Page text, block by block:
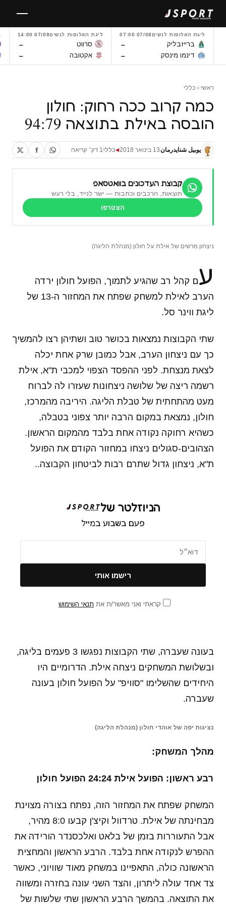
לתוכן
ליגת האלופות לנשים07/08 07:00
ברייזבליק –
דינמו מינסק –
ליגת האלופות לנשים07/08 14:00
סרווט –
אקטובה –
ראשי › כללי
כמה קרוב ככה רחוק: חולון
הובסה באילת בתוצאה 94:79
يوبيل شنايدرمان13 בינואר 2018 ◀כללי 1 דק׳ קריאה
קבוצת העדכונים בוואטסאפ
תוצאות, הרכבים וכתבות — ישר לנייד, בלי רעש
הצטרפו
ניצחון מרשים של אילת על חולון (מנהלת הליגה)
עם קהל רב שהגיע לתמוך, הפועל חולון ירדה
הערב לאילת למשחק שפתח את המחזור ה-13 של
ליגת ווינר סל.
שתי הקבוצות נמצאות בכושר טוב ושתיהן רצו להמשיך
כך עם ניצחון הערב, אבל כמובן שרק אחת יכלה
לצאת מנצחת. לפני ההפסד הצפוי למכבי ת"א, אילת
רשמה ריצה של שלושה ניצחונות שעזרו לה לברוח
מעט מהתחתית של טבלת הליגה. היריבה מהמרכז,
חולון, נמצאת במקום הרבה יותר צפוני בטבלה,
כשהיא רחוקה נקודה אחת בלבד מהמקום הראשון.
הצהובים-סגולים ניצחו במחזור הקודם את הפועל
ת"א, ניצחון גדול שתרם רבות לביטחון הקבוצה..
הניוזלטר של
פעם בשבוע במייל
קראתי ואני מאשר/ת את תנאי השימוש
בעונה שעברה, שתי הקבוצות נפגשו 3 פעמים בליגה,
ובשלושת המשחקים ניצחה אילת. הדרומיים היו
היחידים שהשלימו "סוויפ" על הפועל חולון בעונה
שעברה.
נציגות יפה של אוהדי חולון (מנהלת הליגה)
מהלך המשחק:
רבע ראשון: הפועל אילת 24:24 הפועל חולון
המשחק שפתח את המחזור הזה, נפתח בצורה מצוינת
מבחינתה של אילת. טרדוול וקיצ'ן קבעו 8:0 מהיר,
אבל התעוררות בזמן של בלאט ואלכסנדר הורידה את
ההפרש לנקודה אחת בלבד. הרבע הראשון והמחצית
הראשונה כולה, התאפיינו במשחק מאוד שוויוני, כאשר
צד אחד עולה ליתרון, והצד השני עונה בחזרה ומשווה
את התוצאה. בהמשך הרבע הראשון שתי שלשות של